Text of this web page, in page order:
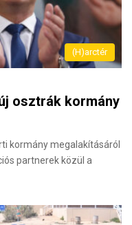
(H)arctér
osztrák kormány
kormány megalakításáról
partnerek közül a